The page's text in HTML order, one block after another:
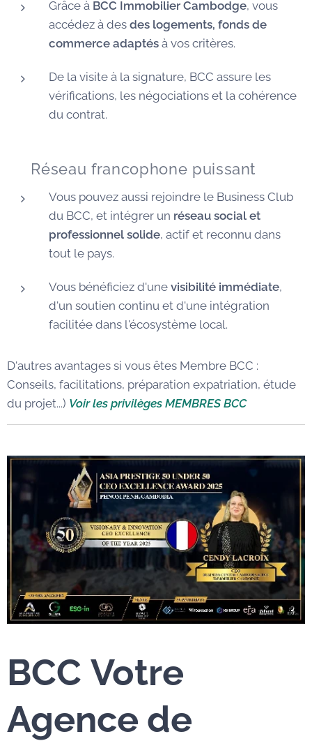
Grâce à BCC Immobilier Cambodge, vous
accédez à des des logements, fonds de
commerce adaptés à vos critères.
De la visite à la signature, BCC assure les
vérifications, les négociations et la cohérence
du contrat.
🌐 Réseau francophone puissant
Vous pouvez aussi rejoindre le Business Club
du BCC, et intégrer un réseau social et
professionnel solide, actif et reconnu dans
tout le pays.
Vous bénéficiez d'une visibilité immédiate,
d'un soutien continu et d'une intégration
facilitée dans l'écosystème local.
D'autres avantages si vous êtes Membre BCC :
Conseils, facilitations, préparation expatriation, étude
du projet...) Voir les privilèges MEMBRES BCC
BCC Votre
Agence de